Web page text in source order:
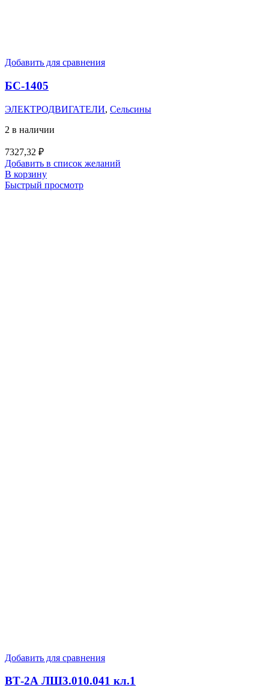
Добавить для сравнения
БС-1405
ЭЛЕКТРОДВИГАТЕЛИ, Сельсины
2 в наличии
7327,32 ₽
Добавить в список желаний
В корзину
Быстрый просмотр
Добавить для сравнения
ВТ-2А ЛШ3.010.041 кл.1